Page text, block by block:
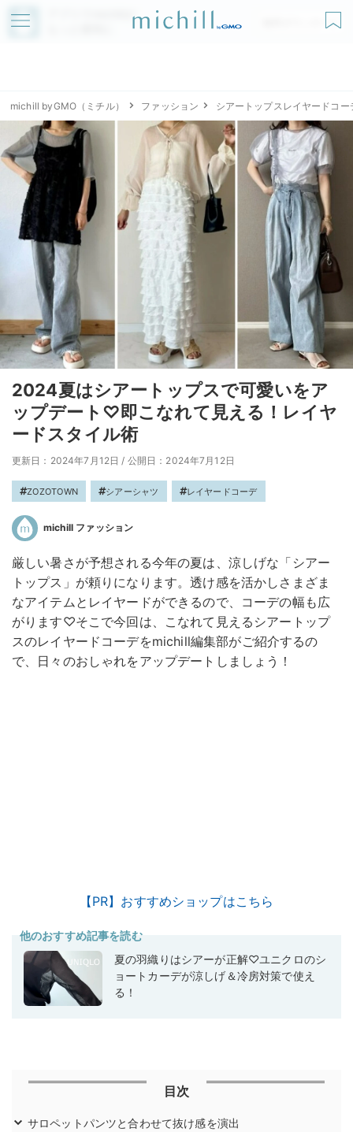
アプリでmichillが
無料ダウンロード
michill byGMO（ミチル） ファッション シアートップスレイヤードコー
2024夏はシアートップスで可愛いをア
ップデート♡即こなれて見える！レイヤ
ードスタイル術
更新日：2024年7月12日 / 公開日：2024年7月12日
ZOZOTOWN シアーシャツ レイヤードコーデ
michill ファッション
厳しい暑さが予想される今年の夏は、涼しげな「シアー
トップス」が頼りになります。透け感を活かしさまざま
なアイテムとレイヤードができるので、コーデの幅も広
がります♡そこで今回は、こなれて見えるシアートップ
スのレイヤードコーデをmichill編集部がご紹介するの
で、日々のおしゃれをアップデートしましょう！
【PR】おすすめショップはこちら
他のおすすめ記事を読む
夏の羽織りはシアーが正解♡ユニクロのシ
ョートカーデが涼しげ＆冷房対策で使え
る！
目次
サロペットパンツと合わせて抜け感を演出